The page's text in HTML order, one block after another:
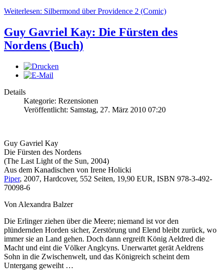
Weiterlesen: Silbermond über Providence 2 (Comic)
Guy Gavriel Kay: Die Fürsten des
Nordens (Buch)
Details
Kategorie: Rezensionen
Veröffentlicht: Samstag, 27. März 2010 07:20
Guy Gavriel Kay
Die Fürsten des Nordens
(The Last Light of the Sun, 2004)
Aus dem Kanadischen von Irene Holicki
Piper, 2007, Hardcover, 552 Seiten, 19,90 EUR, ISBN 978-3-492-
70098-6
Von Alexandra Balzer
Die Erlinger ziehen über die Meere; niemand ist vor den
plündernden Horden sicher, Zerstörung und Elend bleibt zurück, wo
immer sie an Land gehen. Doch dann ergreift König Aeldred die
Macht und eint die Völker Anglcyns. Unerwartet gerät Aeldrens
Sohn in die Zwischenwelt, und das Königreich scheint dem
Untergang geweiht …